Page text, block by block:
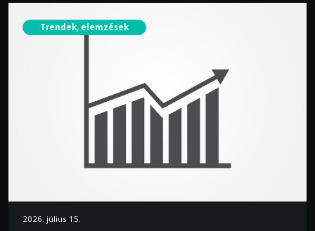
Trendek, elemzések
2026. július 15.